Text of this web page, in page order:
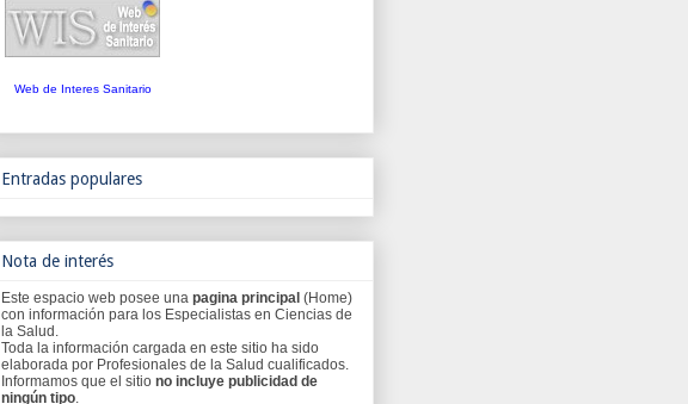
Web de Interes Sanitario
Entradas populares
Nota de interés
Este espacio web posee una pagina principal (Home)
con información para los Especialistas en Ciencias de
la Salud.
Toda la información cargada en este sitio ha sido
elaborada por Profesionales de la Salud cualificados.
Informamos que el sitio no incluye publicidad de
ningún tipo.